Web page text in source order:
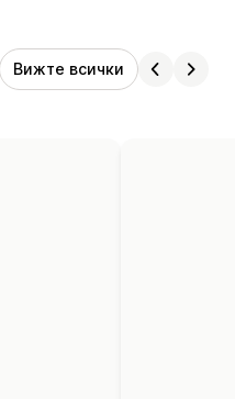
Вижте всички